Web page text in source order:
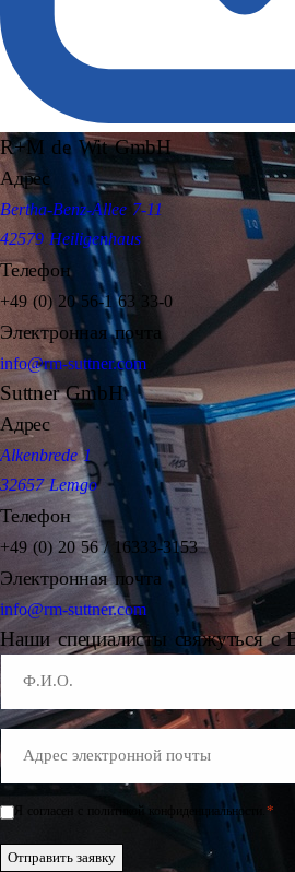
R+M de Wit GmbH
Адрес
Bertha-Benz-Allee 7-11
42579 Heiligenhaus
Телефон
+49 (0) 20 56-1 63 33-0
Электронная почта
info@rm-suttner.com
Suttner GmbH
Адрес
Alkenbrede 1
32657 Lemgo
Телефон
+49 (0) 20 56 / 16333-3153
Электронная почта
info@rm-suttner.com
Наши специалисты свяжуться с
Mail
Einwilligung
Я согласен с политикой конфиденциальности. *
Отправить заявку